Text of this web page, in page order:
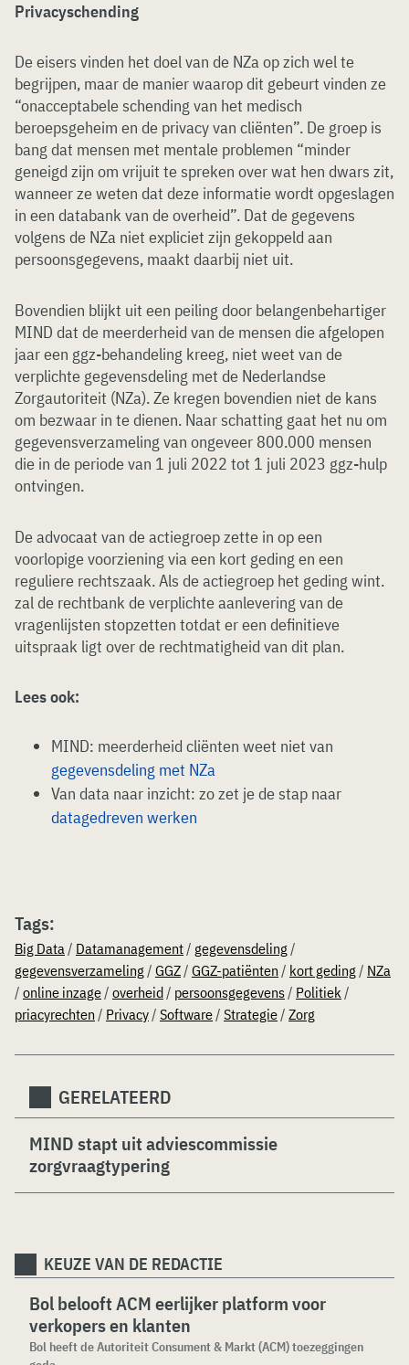
Privacyschending
De eisers vinden het doel van de NZa op zich wel te
begrijpen, maar de manier waarop dit gebeurt vinden ze
“onacceptabele schending van het medisch
beroepsgeheim en de privacy van cliënten”. De groep is
bang dat mensen met mentale problemen “minder
geneigd zijn om vrijuit te spreken over wat hen dwars zit,
wanneer ze weten dat deze informatie wordt opgeslagen
in een databank van de overheid”. Dat de gegevens
volgens de NZa niet expliciet zijn gekoppeld aan
persoonsgegevens, maakt daarbij niet uit.
Bovendien blijkt uit een peiling door belangenbehartiger
MIND dat de meerderheid van de mensen die afgelopen
jaar een ggz-behandeling kreeg, niet weet van de
verplichte gegevensdeling met de Nederlandse
Zorgautoriteit (NZa). Ze kregen bovendien niet de kans
om bezwaar in te dienen. Naar schatting gaat het nu om
gegevensverzameling van ongeveer 800.000 mensen
die in de periode van 1 juli 2022 tot 1 juli 2023 ggz-hulp
ontvingen.
De advocaat van de actiegroep zette in op een
voorlopige voorziening via een kort geding en een
reguliere rechtszaak. Als de actiegroep het geding wint.
zal de rechtbank de verplichte aanlevering van de
vragenlijsten stopzetten totdat er een definitieve
uitspraak ligt over de rechtmatigheid van dit plan.
Lees ook:
MIND: meerderheid cliënten weet niet van
gegevensdeling met NZa
Van data naar inzicht: zo zet je de stap naar
datagedreven werken
Tags:
Big Data/ Datamanagement/ gegevensdeling/
gegevensverzameling/ GGZ/ GGZ-patiënten / kort geding/ NZa
/ online inzage/ overheid/ persoonsgegevens/ Politiek/
priacyrechten / Privacy/ Software/ Strategie/ Zorg
GERELATEERD
MIND stapt uit adviescommissie
zorgvraagtypering
KEUZE VAN DE REDACTIE
Bol belooft ACM eerlijker platform voor
verkopers en klanten
Bol heeft de Autoriteit Consument & Markt (ACM) toezeggingen